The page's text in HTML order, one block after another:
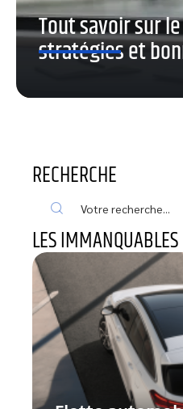
Tout savoir sur le
stratégies et
RECHERCHE
LES IMMANQUABLES